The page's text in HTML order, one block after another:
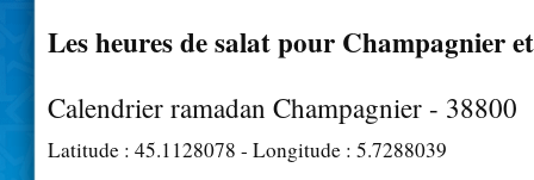
Les heures de salat pour Champagnier
Calendrier ramadan Champagnier - 38800
Latitude : 45.1128078 - Longitude : 5.7288039